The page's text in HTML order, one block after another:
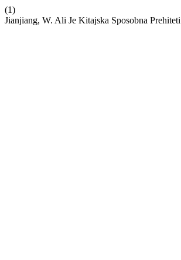
(1)
Jianjiang, W. Ali Je Kitajska Sposobna